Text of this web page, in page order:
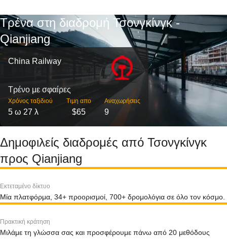
Τρένα στη διαδρομή Τσονγκίνγκ -
Qianjiang
China Railway
Τρένο με σφαίρες
Χρόνος ταξιδιού
5 ω 27 λ
Τιμη απο
$65
Αναχωρήσεις
9
Δημοφιλείς διαδρομές από Τσονγκίνγκ
προς Qianjiang
Εκτεταμένο δίκτυο
Μία πλατφόρμα, 34+ προορισμοί, 700+ δρομολόγια σε όλο τον κόσμο.
Πρακτική κράτηση
Μιλάμε τη γλώσσα σας και προσφέρουμε πάνω από 20 μεθόδους